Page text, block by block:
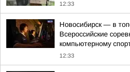
12:33
Новосибирск — в
Всероссийские
компьютерному
12:33